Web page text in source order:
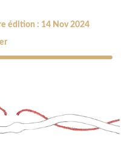
édition : 14 Nov 2024